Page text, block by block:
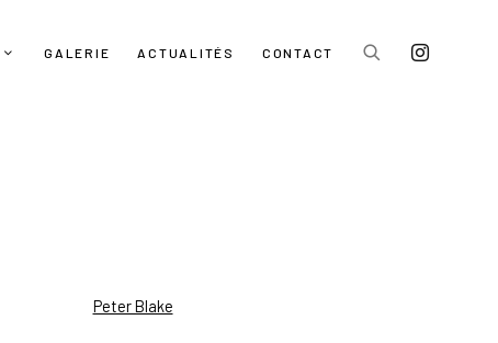
GALERIE ACTUALITÉS CONTACT